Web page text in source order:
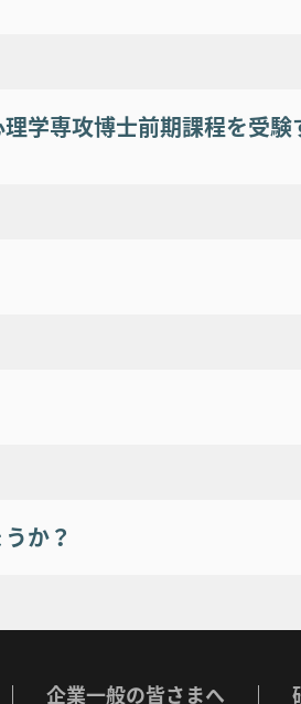
学専攻博士前期課程を受験
か？
企業一般の皆さまへ